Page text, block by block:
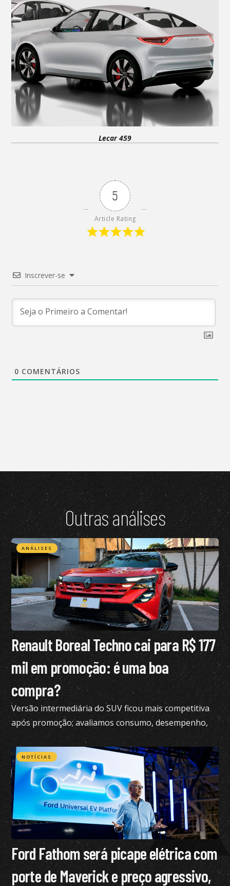
Lecar 459
5
Article Rating
Inscrever-se
0 COMENTÁRIOS
Outras análises
ANÁLISES
Renault Boreal Techno cai para R$ 177
mil em promoção: é uma boa
compra?
Versão intermediária do SUV ficou mais competitiva
após promoção; avaliamos consumo, desempenho,
conforto e mais
NOTÍCIAS
Ford Fathom será picape elétrica com
porte de Maverick e preço agressivo,